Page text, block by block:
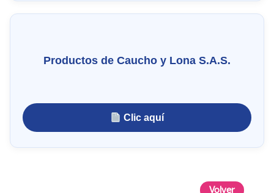
Productos de Caucho y Lona S.A.S.
Clic aquí
Volver